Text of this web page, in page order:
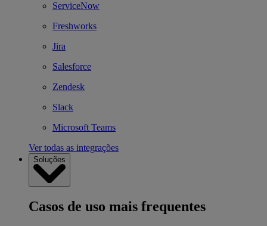
ServiceNow
Freshworks
Jira
Salesforce
Zendesk
Slack
Microsoft Teams
Ver todas as integrações
Soluções
Casos de uso mais frequentes